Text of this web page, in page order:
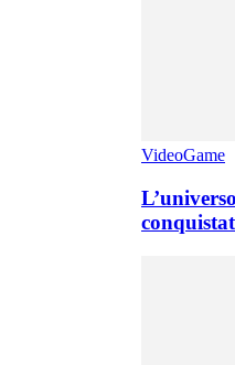
VideoGame